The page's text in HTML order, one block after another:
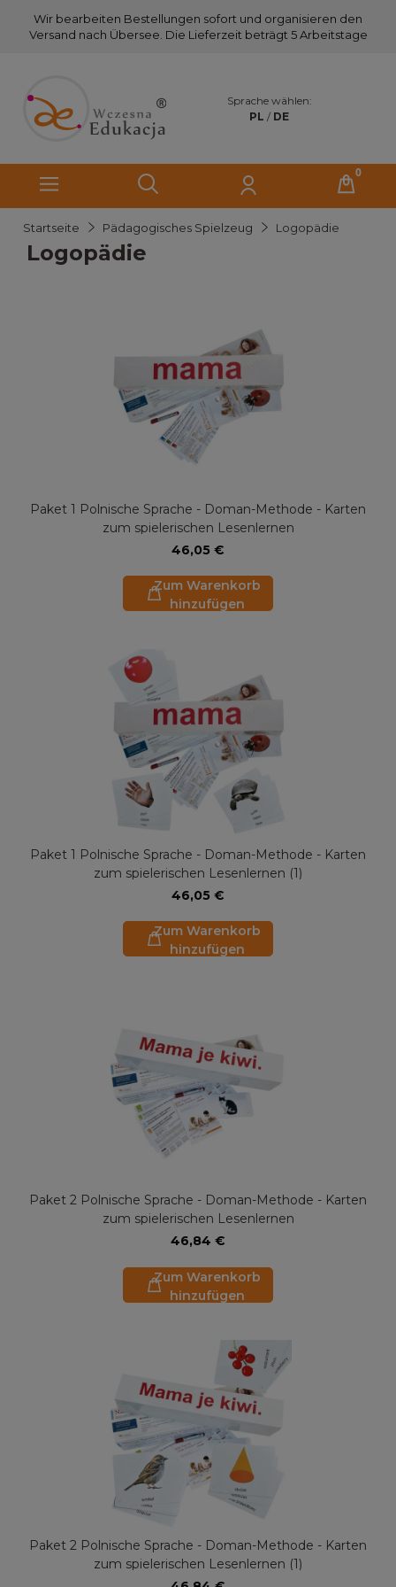
Wir bearbeiten Bestellungen sofort und organisieren den
Versand nach Übersee. Die Lieferzeit beträgt 5 Arbeitstage
Sprache wählen:
PL / DE
Startseite Pädagogisches Spielzeug Logopädie
Logopädie
Paket 1 Polnische Sprache - Doman-Methode - Karten
zum spielerischen Lesenlernen
46,05 €
Zum Warenkorb
hinzufügen
Paket 1 Polnische Sprache - Doman-Methode - Karten
zum spielerischen Lesenlernen (1)
46,05 €
Zum Warenkorb
hinzufügen
Paket 2 Polnische Sprache - Doman-Methode - Karten
zum spielerischen Lesenlernen
46,84 €
Zum Warenkorb
hinzufügen
Paket 2 Polnische Sprache - Doman-Methode - Karten
zum spielerischen Lesenlernen (1)